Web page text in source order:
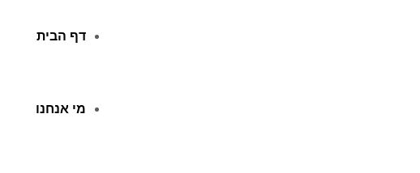
דף הבית
מי אנחנו